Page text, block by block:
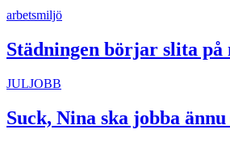
arbetsmiljö
Städningen börjar slita på
JULJOBB
Suck, Nina ska jobba